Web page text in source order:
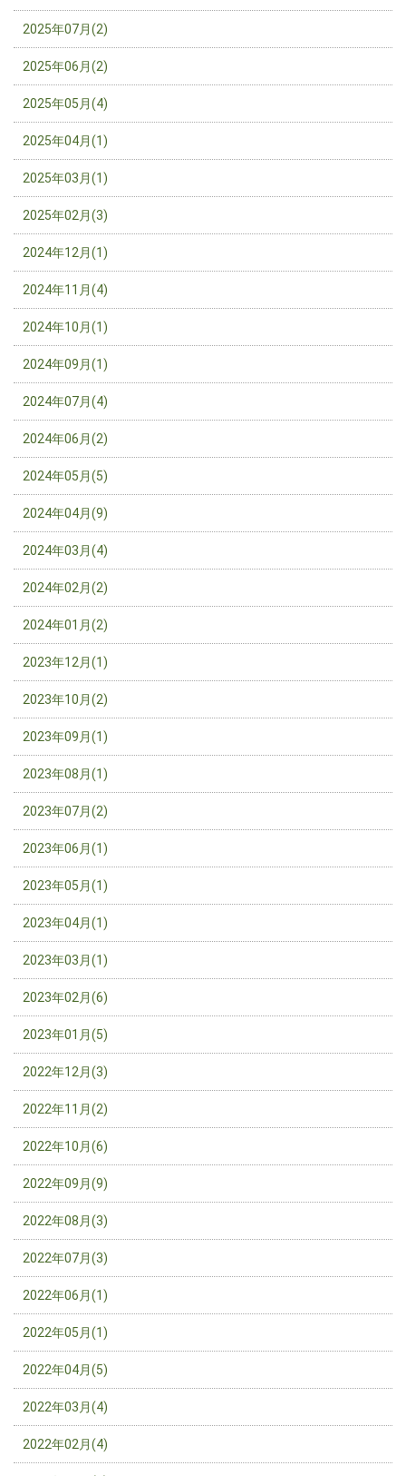
2025年07月(2)
2025年06月(2)
2025年05月(4)
2025年04月(1)
2025年03月(1)
2025年02月(3)
2024年12月(1)
2024年11月(4)
2024年10月(1)
2024年09月(1)
2024年07月(4)
2024年06月(2)
2024年05月(5)
2024年04月(9)
2024年03月(4)
2024年02月(2)
2024年01月(2)
2023年12月(1)
2023年10月(2)
2023年09月(1)
2023年08月(1)
2023年07月(2)
2023年06月(1)
2023年05月(1)
2023年04月(1)
2023年03月(1)
2023年02月(6)
2023年01月(5)
2022年12月(3)
2022年11月(2)
2022年10月(6)
2022年09月(9)
2022年08月(3)
2022年07月(3)
2022年06月(1)
2022年05月(1)
2022年04月(5)
2022年03月(4)
2022年02月(4)